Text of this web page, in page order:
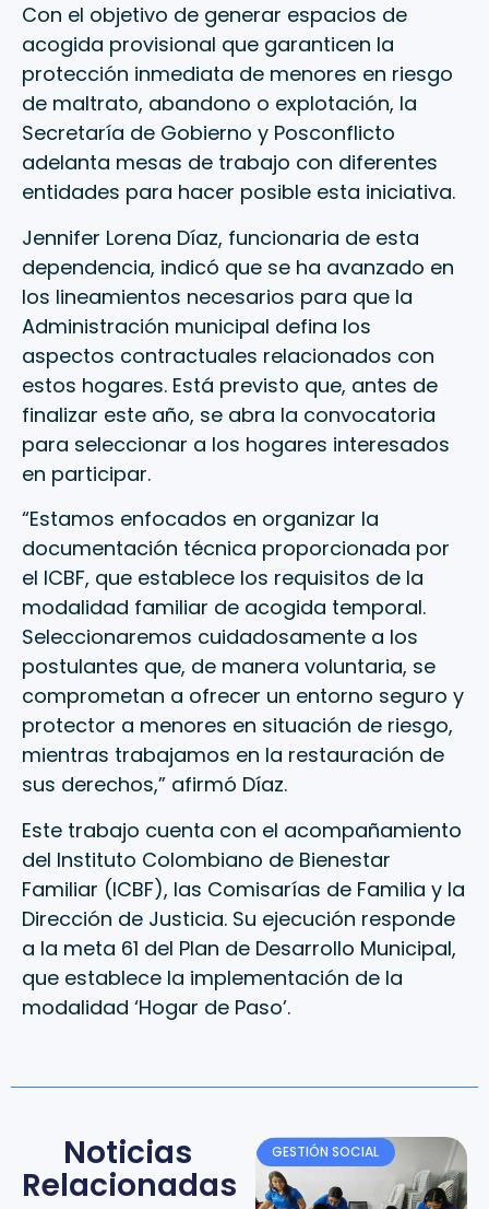
Con el objetivo de generar espacios de
acogida provisional que garanticen la
protección inmediata de menores en riesgo
de maltrato, abandono o explotación, la
Secretaría de Gobierno y Posconflicto
adelanta mesas de trabajo con diferentes
entidades para hacer posible esta iniciativa.
Jennifer Lorena Díaz, funcionaria de esta
dependencia, indicó que se ha avanzado en
los lineamientos necesarios para que la
Administración municipal defina los
aspectos contractuales relacionados con
estos hogares. Está previsto que, antes de
finalizar este año, se abra la convocatoria
para seleccionar a los hogares interesados
en participar.
“Estamos enfocados en organizar la
documentación técnica proporcionada por
el ICBF, que establece los requisitos de la
modalidad familiar de acogida temporal.
Seleccionaremos cuidadosamente a los
postulantes que, de manera voluntaria, se
comprometan a ofrecer un entorno seguro y
protector a menores en situación de riesgo,
mientras trabajamos en la restauración de
sus derechos,” afirmó Díaz.
Este trabajo cuenta con el acompañamiento
del Instituto Colombiano de Bienestar
Familiar (ICBF), las Comisarías de Familia y la
Dirección de Justicia. Su ejecución responde
a la meta 61 del Plan de Desarrollo Municipal,
que establece la implementación de la
modalidad ‘Hogar de Paso’.
Noticias
Relacionadas
GESTIÓN SOCIAL